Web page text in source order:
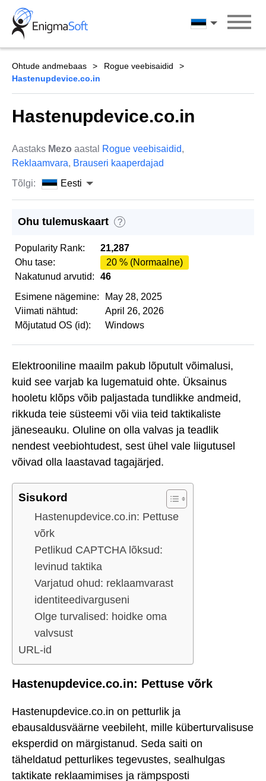
Skip
content
Eesti
Ohtude andmebaas
Rogue veebisaidid
Hastenupdevice.co.in
Hastenupdevice.co.in
Aastaks Mezo aastal Rogue veebisaidid,
Reklaamvara, Brauseri kaaperdajad
Tõlgi:
Eesti
Ohu tulemuskaart ?
Popularity Rank:
21,287
Ohu tase:
20 % (Normaalne)
Nakatunud arvutid:
46
Esimene nägemine:
May 28, 2025
Viimati nähtud:
April 26, 2026
Mõjutatud OS (id):
Windows
Elektrooniline maailm pakub lõputult võimalusi,
kuid see varjab ka lugematuid ohte. Üksainus
hooletu klõps võib paljastada tundlikke andmeid,
rikkuda teie süsteemi või viia teid taktikaliste
jäneseauku. Oluline on olla valvas ja teadlik
nendest veebiohtudest, sest ühel vale liigutusel
võivad olla laastavad tagajärjed.
Sisukord
Hastenupdevice.co.in: Pettuse
võrk
Petlikud CAPTCHA lõksud:
levinud taktika
Varjatud ohud: reklaamvarast
identiteedivarguseni
Olge turvalised: hoidke oma
valvsust
URL-id
Hastenupdevice.co.in: Pettuse võrk
Hastenupdevice.co.in on petturlik ja
ebausaldusväärne veebileht, mille küberturvalisuse
eksperdid on märgistanud. Seda saiti on
täheldatud petturlikes tegevustes, sealhulgas
taktikate reklaamimises ja rämpsposti